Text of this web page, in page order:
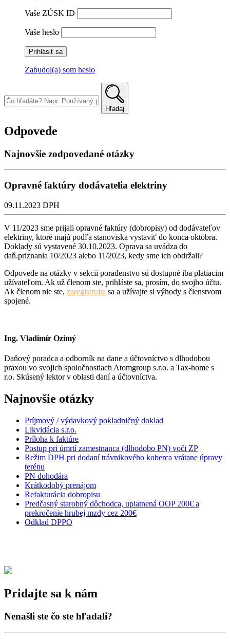
Vaše ZÚSK ID
Vaše heslo
Zabudol(a) som heslo
to
content
Hľadaj
Odpovede
Najnovšie zodpovedané otázky
Opravné faktúry dodávatelia elektriny
09.11.2023 DPH
V 11/2023 sme prijali opravné faktúry (dobropisy) od dodávateľov
elektriny, ktoré majú podľa stanoviska vystaviť do konca októbra.
Doklady sú vystavené 30.10.2023. Oprava sa uvádza do
daň.priznania 10/2023 alebo 11/2023, kedy sme ich obdržali?
Odpovede na otázky v sekcii poradenstvo sú dostupné iba platiacim
užívateľom. Ak už členom ste, prihláste sa, prosím, do svojho účtu.
Ak členom nie ste, zaregistrujte sa a užívajte si výhody s členstvom
spojené.
Ing. Vladimír Ozimý
Daňový poradca a odborník na dane a účtovníctvo s dlhodobou
praxou vo svojich spoločnostiach Atomgroup s.r.o. a Tax-home s
r.o. Skúsený lektor v oblasti daní a účtovníctva.
Najnovšie otázky
Príjmový / výdavkový pokladničný doklad
Likvidácia s.r.o.
Príloha k faktúre
Postup pri úmrtí zamestnanca (dlhodobo PN) voči ZP
Režim DPH pri dodaní trávnikového koberca vrátane úpravy
terénu
PN dohodára
Krátkodobý prenájom
Refakturácia dobropisu
Predčasný starobný dôchodca, uplatnená OOP 200€ a
prekročenie hrubej mzdy cez 200€
Odklad DPPO
Pridajte sa k nám
Nenašli ste čo ste hľadali?